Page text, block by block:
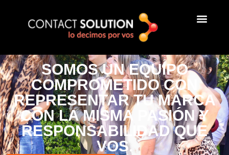
SOMOS UN EQUIPO
COMPROMETIDO CON
REPRESENTAR TU MARCA
CON LA MISMA PASIÓN Y
RESPONSABILIDAD QUE
VOS.